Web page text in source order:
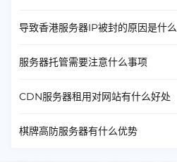
导致香港服务器IP被封的原因是什么
服务器托管需要注意什么事项
CDN服务器租用对网站有什么好处
棋牌高防服务器有什么优势